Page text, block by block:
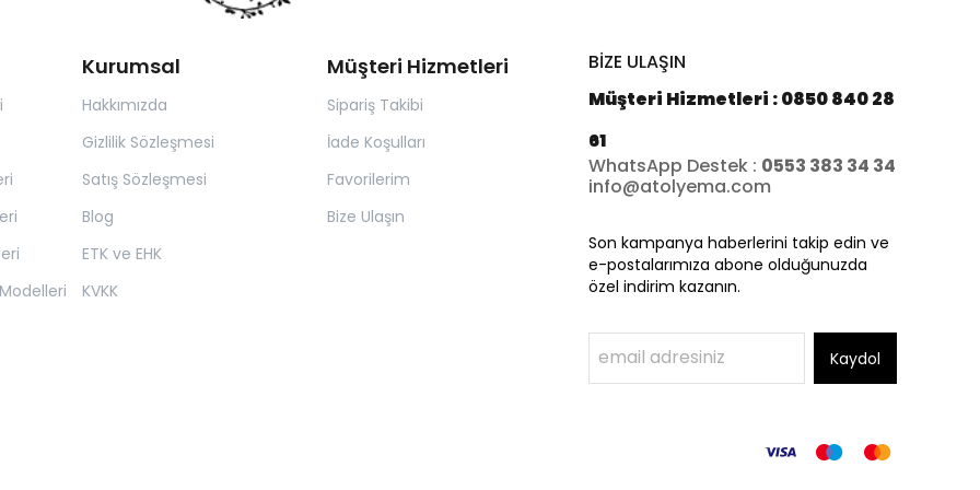
Kurumsal
Hakkımızda
Gizlilik Sözleşmesi
Satış Sözleşmesi
Blog
ETK ve EHK
KVKK
Müşteri Hizmetleri
Sipariş Takibi
İade Koşulları
Favorilerim
Bize Ulaşın
BİZE ULAŞIN
Müşteri Hizmetleri : 0850 840 28
61
WhatsApp Destek : 0553 383 34 34
info@atolyema.com
Son kampanya haberlerini takip edin ve
e-postalarımıza abone olduğunuzda
özel indirim kazanın.
Kaydol